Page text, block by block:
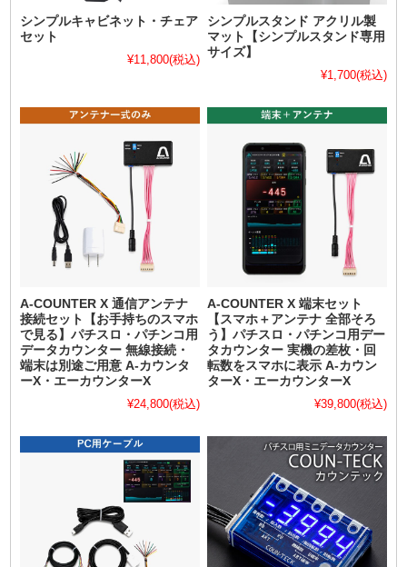
シンプルキャビネット・チェア
セット
¥11,800(税込)
シンプルスタンド アクリル製
マット【シンプルスタンド専用
サイズ】
¥1,700(税込)
A-COUNTER X 通信アンテナ
接続セット【お手持ちのスマホ
で見る】パチスロ・パチンコ用
データカウンター 無線接続・
端末は別途ご用意 A-カウンタ
ーX・エーカウンターX
¥24,800(税込)
A-COUNTER X 端末セット
【スマホ＋アンテナ 全部そろ
う】パチスロ・パチンコ用デー
タカウンター 実機の差枚・回
転数をスマホに表示 A-カウン
ターX・エーカウンターX
¥39,800(税込)